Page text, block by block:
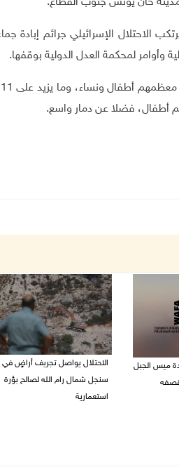
2023، يرتكب الاحتلال الإسرائيلي جرائم
وأوامر لمحكمة العدل الدولية بوقفها.
أطفال، فضلا عن دمار واسع.
ميس الجبل
قصفه
الاحتلال يواصل تجريف أراضٍ في
سنجل شمال رام الله لصالح بؤرة
استعمارية